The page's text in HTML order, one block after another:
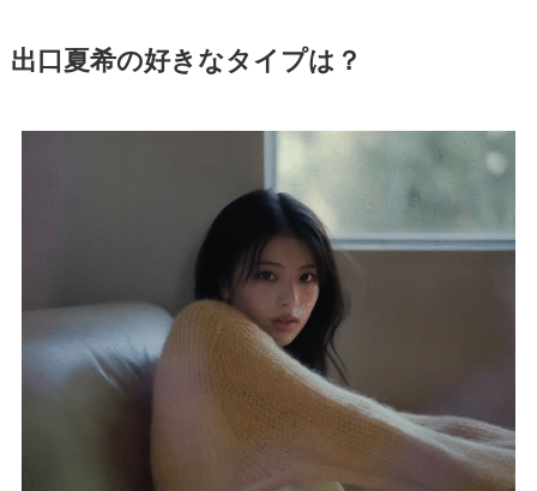
出口夏希の好きなタイプは？